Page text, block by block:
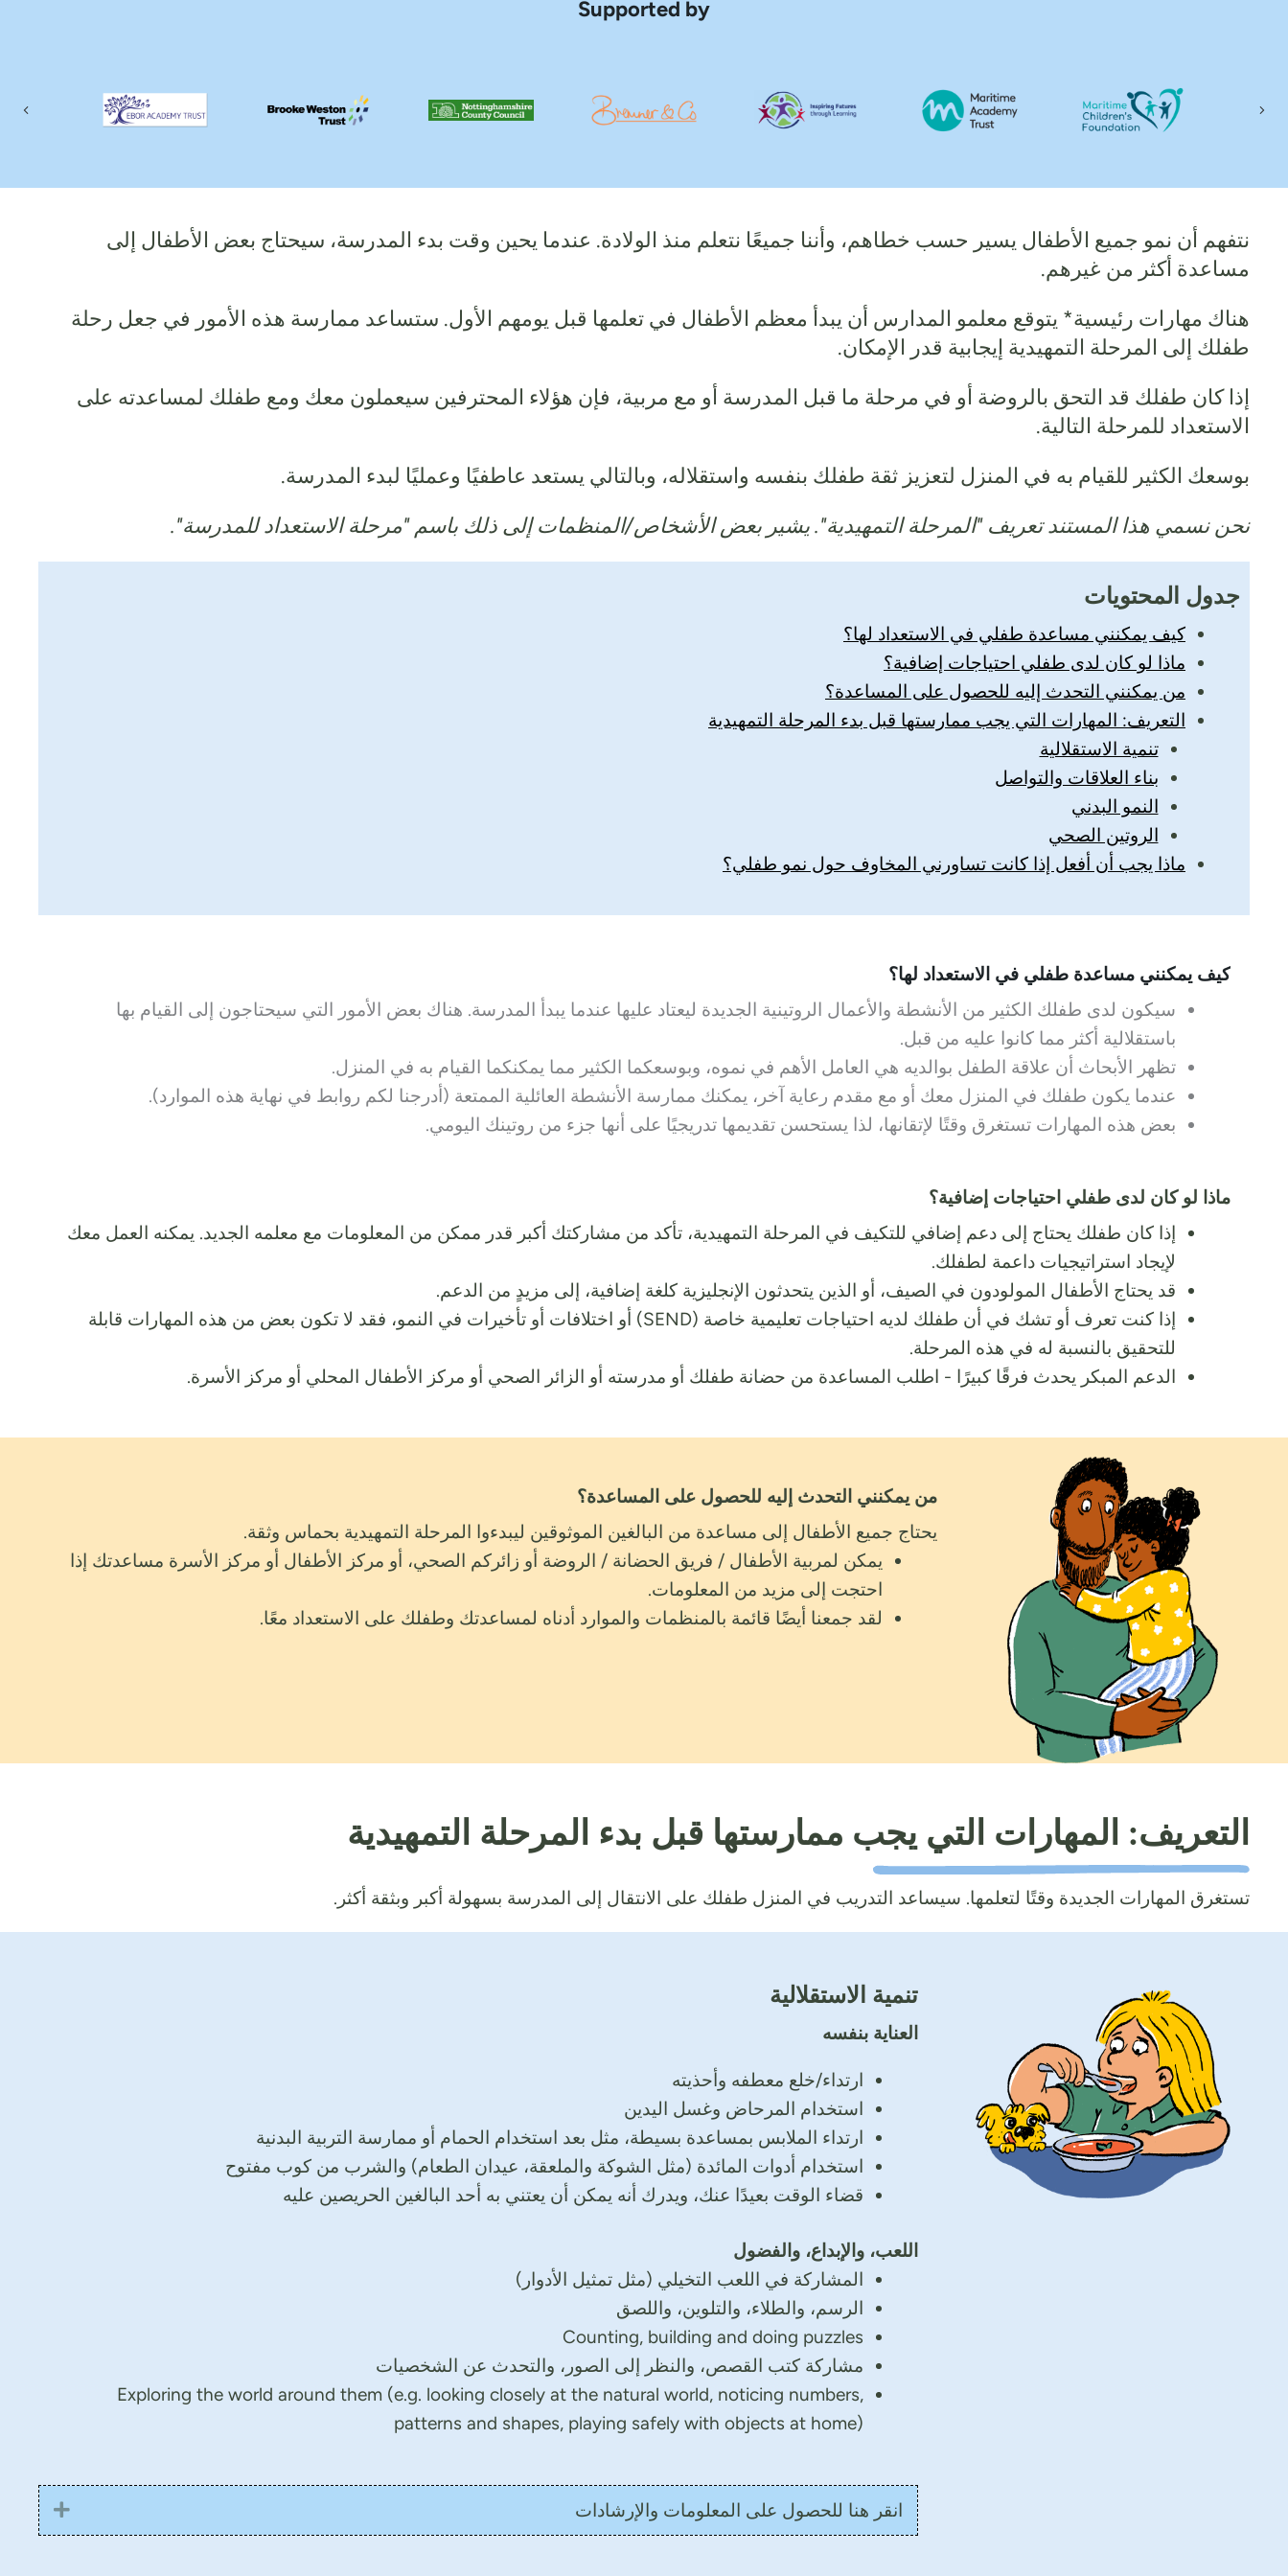
Supported by
Next
نتفهم أن نمو جميع الأطفال يسير حسب خطاهم، وأننا جميعًا نتعلم منذ الولادة. عندما يحين وقت بدء المدرسة، سيحتاج بعض الأطفال إلى
مساعدة أكثر من غيرهم.
هناك مهارات رئيسية* يتوقع معلمو المدارس أن يبدأ معظم الأطفال في تعلمها قبل يومهم الأول. ستساعد ممارسة هذه الأمور في جعل رحلة
طفلك إلى المرحلة التمهيدية إيجابية قدر الإمكان.
إذا كان طفلك قد التحق بالروضة أو في مرحلة ما قبل المدرسة أو مع مربية، فإن هؤلاء المحترفين سيعملون معك ومع طفلك لمساعدته على
الاستعداد للمرحلة التالية.
بوسعك الكثير للقيام به في المنزل لتعزيز ثقة طفلك بنفسه واستقلاله، وبالتالي يستعد عاطفيًا وعمليًا لبدء المدرسة.
نحن نسمي هذا المستند تعريف "المرحلة التمهيدية". يشير بعض الأشخاص/المنظمات إلى ذلك باسم "مرحلة الاستعداد للمدرسة".
جدول المحتويات
كيف يمكنني مساعدة طفلي في الاستعداد لها؟
ماذا لو كان لدى طفلي احتياجات إضافية؟
من يمكنني التحدث إليه للحصول على المساعدة؟
التعريف: المهارات التي يجب ممارستها قبل بدء المرحلة التمهيدية
تنمية الاستقلالية
بناء العلاقات والتواصل
النمو البدني
الروتين الصحي
ماذا يجب أن أفعل إذا كانت تساورني المخاوف حول نمو طفلي؟
كيف يمكنني مساعدة طفلي في الاستعداد لها؟
سيكون لدى طفلك الكثير من الأنشطة والأعمال الروتينية الجديدة ليعتاد عليها عندما يبدأ المدرسة. هناك بعض الأمور التي سيحتاجون إلى القيام بها
باستقلالية أكثر مما كانوا عليه من قبل.
تظهر الأبحاث أن علاقة الطفل بوالديه هي العامل الأهم في نموه، وبوسعكما الكثير مما يمكنكما القيام به في المنزل.
عندما يكون طفلك في المنزل معك أو مع مقدم رعاية آخر، يمكنك ممارسة الأنشطة العائلية الممتعة (أدرجنا لكم روابط في نهاية هذه الموارد).
بعض هذه المهارات تستغرق وقتًا لإتقانها، لذا يستحسن تقديمها تدريجيًا على أنها جزء من روتينك اليومي.
ماذا لو كان لدى طفلي احتياجات إضافية؟
إذا كان طفلك يحتاج إلى دعم إضافي للتكيف في المرحلة التمهيدية، تأكد من مشاركتك أكبر قدر ممكن من المعلومات مع معلمه الجديد. يمكنه العمل معك
لإيجاد استراتيجيات داعمة لطفلك.
قد يحتاج الأطفال المولودون في الصيف، أو الذين يتحدثون الإنجليزية كلغة إضافية، إلى مزيدٍ من الدعم.
إذا كنت تعرف أو تشك في أن طفلك لديه احتياجات تعليمية خاصة (SEND) أو اختلافات أو تأخيرات في النمو، فقد لا تكون بعض من هذه المهارات قابلة
للتحقيق بالنسبة له في هذه المرحلة.
الدعم المبكر يحدث فرقًا كبيرًا - اطلب المساعدة من حضانة طفلك أو مدرسته أو الزائر الصحي أو مركز الأطفال المحلي أو مركز الأسرة.
من يمكنني التحدث إليه للحصول على المساعدة؟
يحتاج جميع الأطفال إلى مساعدة من البالغين الموثوقين ليبدءوا المرحلة التمهيدية بحماس وثقة.
يمكن لمربية الأطفال / فريق الحضانة / الروضة أو زائركم الصحي، أو مركز الأطفال أو مركز الأسرة مساعدتك إذا
احتجت إلى مزيد من المعلومات.
لقد جمعنا أيضًا قائمة بالمنظمات والموارد أدناه لمساعدتك وطفلك على الاستعداد معًا.
التعريف: المهارات التي يجب ممارستها قبل بدء المرحلة التمهيدية
تستغرق المهارات الجديدة وقتًا لتعلمها. سيساعد التدريب في المنزل طفلك على الانتقال إلى المدرسة بسهولة أكبر وبثقة أكثر.
تنمية الاستقلالية
العناية بنفسه
ارتداء/خلع معطفه وأحذيته
استخدام المرحاض وغسل اليدين
ارتداء الملابس بمساعدة بسيطة، مثل بعد استخدام الحمام أو ممارسة التربية البدنية
استخدام أدوات المائدة (مثل الشوكة والملعقة، عيدان الطعام) والشرب من كوب مفتوح
قضاء الوقت بعيدًا عنك، ويدرك أنه يمكن أن يعتني به أحد البالغين الحريصين عليه
اللعب، والإبداع، والفضول
المشاركة في اللعب التخيلي (مثل تمثيل الأدوار)
الرسم، والطلاء، والتلوين، واللصق
Counting, building and doing puzzles
مشاركة كتب القصص، والنظر إلى الصور، والتحدث عن الشخصيات
Exploring the world around them (e.g. looking closely at the natural world, noticing numbers,
patterns and shapes, playing safely with objects at home)
انقر هنا للحصول على المعلومات والإرشادات